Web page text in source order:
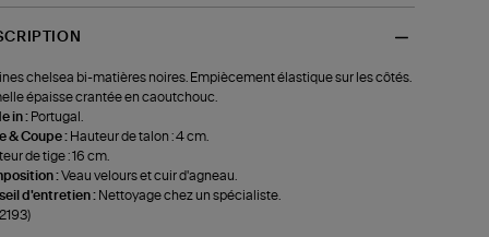
chelsea bi-matières noires. Empiècement élastique sur les côtés.
épaisse crantée en caoutchouc.
in : Portugal.
& Coupe : Hauteur de talon : 4 cm.
de tige : 16 cm.
:Veau velours et cuir d'agneau.
d'entretien : Nettoyage chez un spécialiste.